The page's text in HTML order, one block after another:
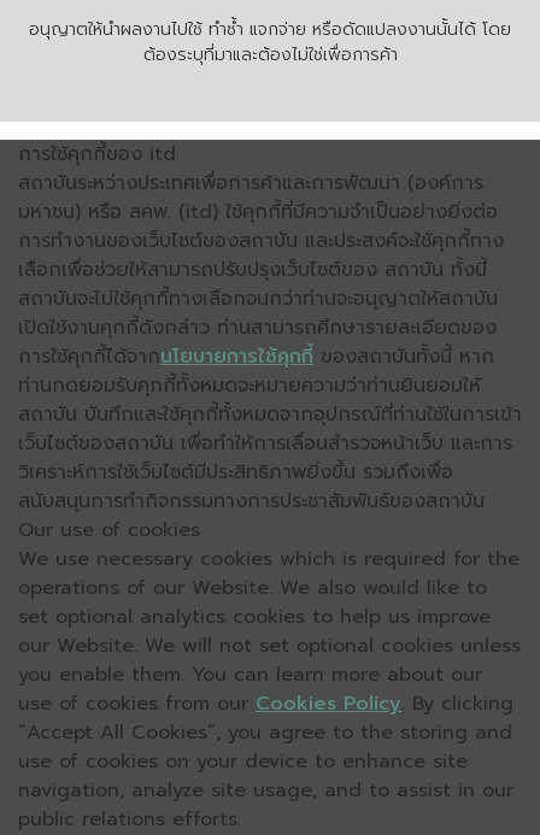
อนุญาตให้นำผลงานไปใช้ ทำซ้ำ แจกจ่าย หรือดัดแปลงงานนั้นได้ โดย
ต้องระบุที่มาและต้องไม่ใช่เพื่อการค้า
การใช้คุกกี้ของ itd
สถาบันระหว่างประเทศเพื่อการค้าและการพัฒนา (องค์การ
มหาชน) หรือ สคพ. (itd) ใช้คุกกี้ที่มีความจำเป็นอย่างยิ่งต่อ
การทำงานของเว็บไซต์ของสถาบัน และประสงค์จะใช้คุกกี้ทาง
เลือกเพื่อช่วยให้สามารถปรับปรุงเว็บไซต์ของ สถาบัน ทั้งนี้
สถาบันจะไม่ใช้คุกกี้ทางเลือกจนกว่าท่านจะอนุญาตให้สถาบัน
เปิดใช้งานคุกกี้ดังกล่าว ท่านสามารถศึกษารายละเอียดของ
การใช้คุกกี้ได้จากนโยบายการใช้คุกกี้ ของสถาบันทั้งนี้ หาก
ท่านกดยอมรับคุกกี้ทั้งหมดจะหมายความว่าท่านยินยอมให้
สถาบัน บันทึกและใช้คุกกี้ทั้งหมดจากอุปกรณ์ที่ท่านใช้ในการเข้า
เว็บไซต์ของสถาบัน เพื่อทำให้การเลื่อนสำรวจหน้าเว็บ และการ
วิเคราะห์การใช้เว็บไซต์มีประสิทธิภาพยิ่งขึ้น รวมถึงเพื่อ
สนับสนุนการทำกิจกรรมทางการประชาสัมพันธ์ของสถาบัน
Our use of cookies
We use necessary cookies which is required for the
operations of our Website. We also would like to
set optional analytics cookies to help us improve
our Website. We will not set optional cookies unless
you enable them. You can learn more about our
use of cookies from our Cookies Policy. By clicking
“Accept All Cookies”, you agree to the storing and
use of cookies on your device to enhance site
navigation, analyze site usage, and to assist in our
public relations efforts.